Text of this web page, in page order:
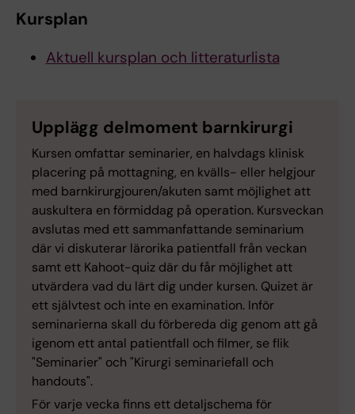
Kursplan
Aktuell kursplan och litteraturlista
Upplägg delmoment barnkirurgi
Kursen omfattar seminarier, en halvdags klinisk
placering på mottagning, en kvälls- eller helgjour
med barnkirurgjouren/akuten samt möjlighet att
auskultera en förmiddag på operation. Kursveckan
avslutas med ett sammanfattande seminarium
där vi diskuterar lärorika patientfall från veckan
samt ett Kahoot-quiz där du får möjlighet att
utvärdera vad du lärt dig under kursen. Quizet är
ett självtest och inte en examination. Inför
seminarierna skall du förbereda dig genom att gå
igenom ett antal patientfall och filmer, se flik
"Seminarier" och "Kirurgi seminariefall och
handouts".
För varje vecka finns ett detaljschema för